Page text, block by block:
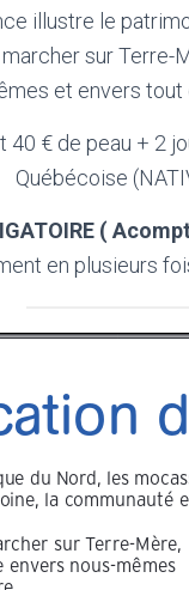
illustre le
sur
et envers tout
40 € de peau + 2
Québécoise
(
en plusieurs